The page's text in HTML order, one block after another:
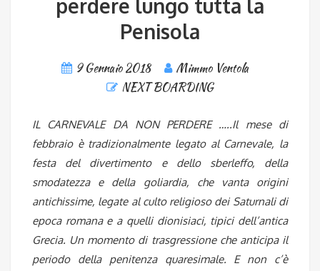
perdere lungo tutta la
Penisola
9 Gennaio 2018
Mimmo Ventola
NEXT BOARDING
IL CARNEVALE DA NON PERDERE …..Il mese di
febbraio è tradizionalmente legato al Carnevale, la
festa del divertimento e dello sberleffo, della
smodatezza e della goliardia, che vanta origini
antichissime, legate al culto religioso dei Saturnali di
epoca romana e a quelli dionisiaci, tipici dell’antica
Grecia. Un momento di trasgressione che anticipa il
periodo della penitenza quaresimale. E non c’è